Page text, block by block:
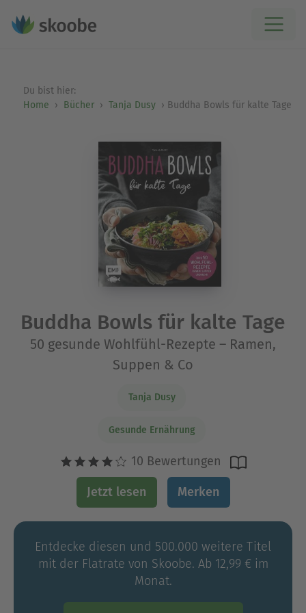
Du bist hier:
Home
Bücher Tanja Dusy Buddha Bowls für kalte Tage
Buddha Bowls für kalte Tage
50 gesunde Wohlfühl-Rezepte – Ramen,
Suppen & Co
Tanja Dusy
Gesunde Ernährung
10 Bewertungen
Jetzt lesen Merken
Entdecke diesen und 500.000 weitere Titel
mit der Flatrate von Skoobe. Ab 12,99 € im
Monat.